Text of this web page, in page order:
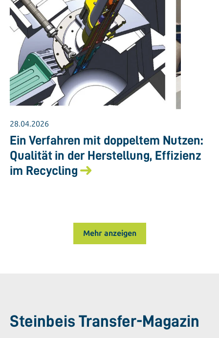
28.04.2026
Ein Verfahren mit doppeltem Nutzen:
Qualität in der Herstellung, Effizienz
im Recycling
Mehr anzeigen
Steinbeis Transfer-Magazin